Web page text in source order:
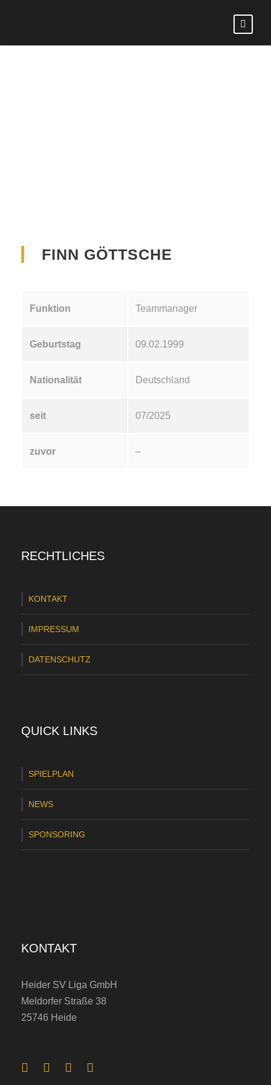
FINN GÖTTSCHE
Funktion Teammanager
Geburtstag 09.02.1999
Nationalität Deutschland
seit 07/2025
zuvor –
RECHTLICHES
KONTAKT
IMPRESSUM
DATENSCHUTZ
QUICK LINKS
SPIELPLAN
NEWS
SPONSORING
KONTAKT
Heider SV Liga GmbH
Meldorfer Straße 38
25746 Heide